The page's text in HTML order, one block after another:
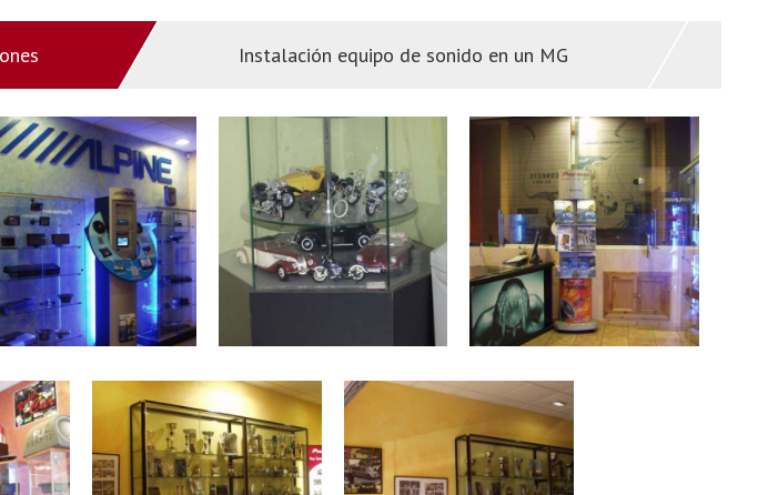
Instalación equipo de sonido en un MG
RADIOCAR FERROL RADIOCAR FERROL RADIOCAR FERROL